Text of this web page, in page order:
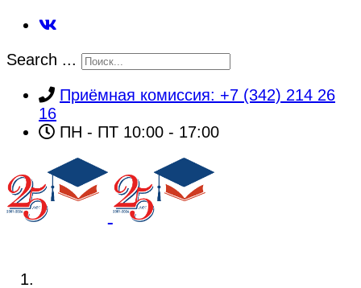
Search ...
Приёмная комиссия: +7 (342) 214 26
16
ПН - ПТ 10:00 - 17:00